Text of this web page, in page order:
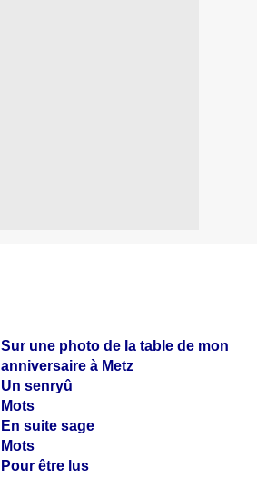
Sur une photo de la table de mon
anniversaire à Metz
Un senryû
Mots
En suite sage
Mots
Pour être lus